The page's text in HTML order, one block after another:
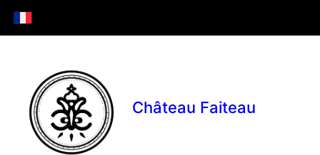
Château Faiteau